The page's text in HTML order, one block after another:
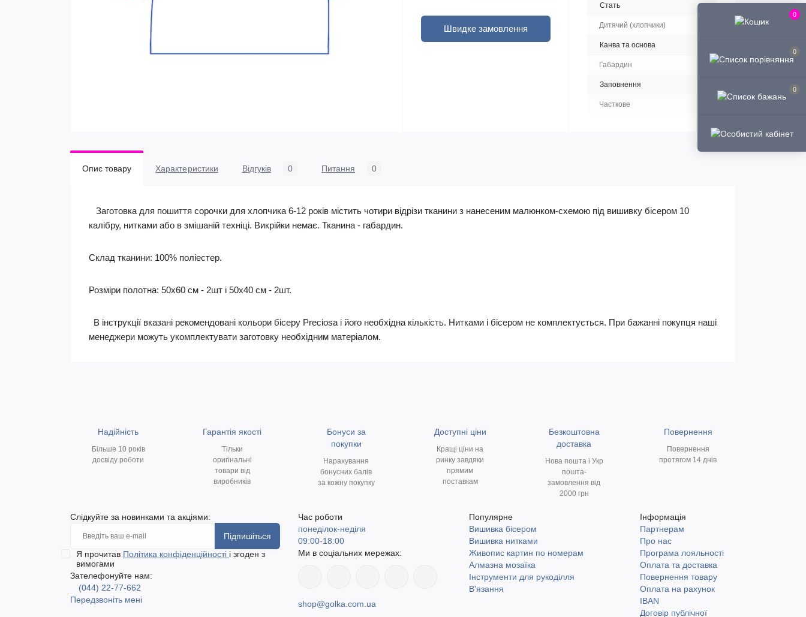
0
0
0
Швидке замовлення
Стать
Дитячий (хлопчики)
Канва та основа
Габардин
Заповнення
Часткове
Опис товару Характеристики Відгуків 0 Питання 0
Заготовка для пошиття сорочки для хлопчика 6-12 років містить чотири відрізи тканини з нанесеним малюнком-схемою під вишивку бісером 10
калібру, нитками або в змішаній техніці. Викрійки немає. Тканина - габардин.
Склад тканини: 100% поліестер.
Розміри полотна: 50х60 см - 2шт і 50х40 см - 2шт.
В інструкції вказані рекомендовані кольори бісеру Preciosa і його необхідна кількість. Нитками і бісером не комплектується. При бажанні покупця наші
менеджери можуть укомплектувати заготовку необхідним матеріалом.
Надійність
Більше 10 років
досвіду роботи
Гарантія якості
Тільки
оригінальні
товари від
виробників
Бонуси за
покупки
Нарахування
бонусних балів
за кожну покупку
Доступні ціни
Кращі ціни на
ринку завдяки
прямим
поставкам
Безкоштовна
доставка
Нова пошта і Укр
пошта-
замовлення від
2000 грн
Повернення
Повернення
протягом 14 днів
Слідкуйте за новинками та акціями:
Підпишіться
Я прочитав Політика конфіденційності і згоден з
вимогами
Зателефонуйте нам:
(044) 22-77-662
Передзвоніть мені
Час роботи
понеділок-неділя
09:00-18:00
Ми в соціальних мережах:
shop@golka.com.ua
Популярне
Вишивка бісером
Вишивка нитками
Живопис картин по номерам
Алмазна мозаїка
Інструменти для рукоділля
В'язання
Інформація
Партнерам
Про нас
Програма лояльності
Оплата та доставка
Повернення товару
Оплата на рахунок
IBAN
Договір публічної